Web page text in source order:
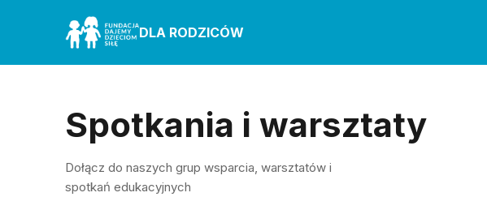
DLA RODZICÓW
Spotkania i warsztaty
Dołącz do naszych grup wsparcia, warsztatów i
spotkań edukacyjnych